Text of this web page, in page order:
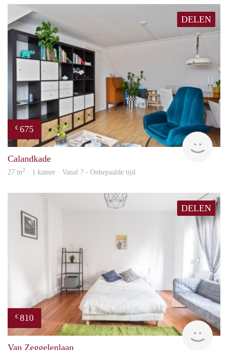
DELEN
€ 675
Calandkade
27 m2 · 1 kamer · Vanaf ? - Onbepaalde tijd
DELEN
€ 810
Van Zeggelenlaan